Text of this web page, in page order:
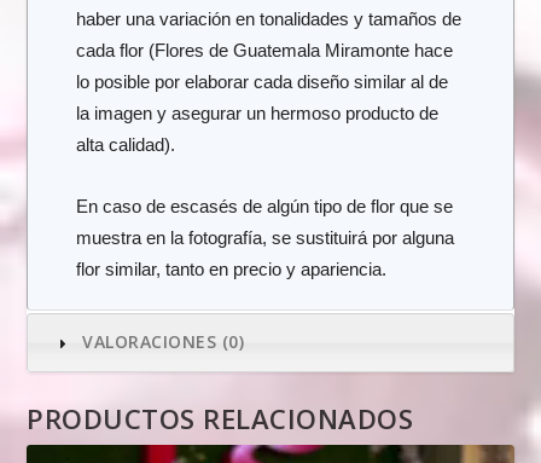
haber una variación en tonalidades y tamaños de
cada flor (Flores de Guatemala Miramonte hace
lo posible por elaborar cada diseño similar al de
la imagen y asegurar un hermoso producto de
alta calidad).
En caso de escasés de algún tipo de flor que se
muestra en la fotografía, se sustituirá por alguna
flor similar, tanto en precio y apariencia.
VALORACIONES (0)
PRODUCTOS RELACIONADOS